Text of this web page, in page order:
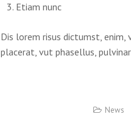
Etiam nunc
Dis lorem risus dictumst,
placerat, vut phasellus,
News